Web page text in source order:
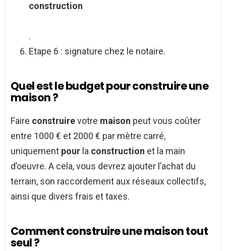
construction
.
Etape 6 : signature chez le notaire.
Quel est le budget pour construire une
maison ?
Faire construirevotre maison peut vous coûter
entre 1000 € et 2000 € par mètre carré,
uniquement pour la construction et la main
d’oeuvre. A cela, vous devrez ajouter l’achat du
terrain, son raccordement aux réseaux collectifs,
ainsi que divers frais et taxes.
Comment construire une maison tout
seul ?